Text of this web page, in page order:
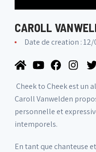
CAROLL
Date de creation :
Cheek to Cheek est un
Caroll Vanwelden
personnelle et
intemporels.
En tant que chanteuse